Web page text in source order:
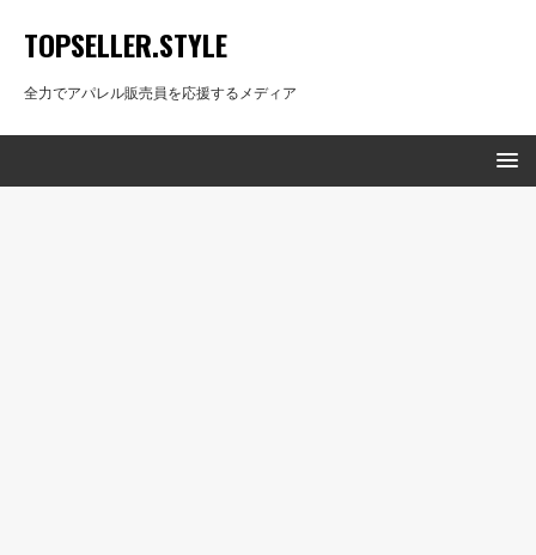
TOPSELLER.STYLE
全力でアパレル販売員を応援するメディア